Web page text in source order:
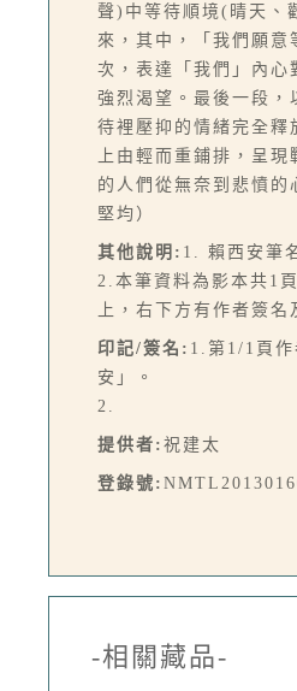
聲)中等待順境(晴天、
來，其中，「我們願意
次，表達「我們」內心
強烈渴望。最後一段，
待裡壓抑的情緒完全釋
上由輕而重鋪排，呈
的人們從無奈到悲憤的
堅均）
其他說明: 1. 賴西安筆
2.本筆資料為影本共1
上，右下方有作者簽名
印記/簽名: 1.第1/1頁作
安」。
2.
提供者: 祝建太
登錄號:
-相關藏品-